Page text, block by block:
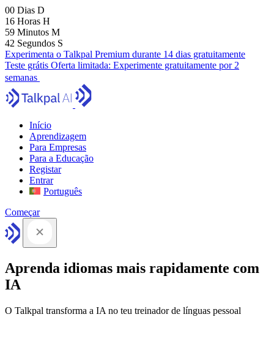
00 Dias D
16 Horas H
59 Minutos M
41 Segundos S
Experimenta o Talkpal Premium durante 14 dias gratuitamente
Teste grátis Oferta limitada: Experimente gratuitamente por 2
semanas
Início
Aprendizagem
Para Empresas
Para a Educação
Registar
Entrar
Português
Começar
Aprenda idiomas mais rapidamente com
IA
O Talkpal transforma a IA no teu treinador de línguas pessoal